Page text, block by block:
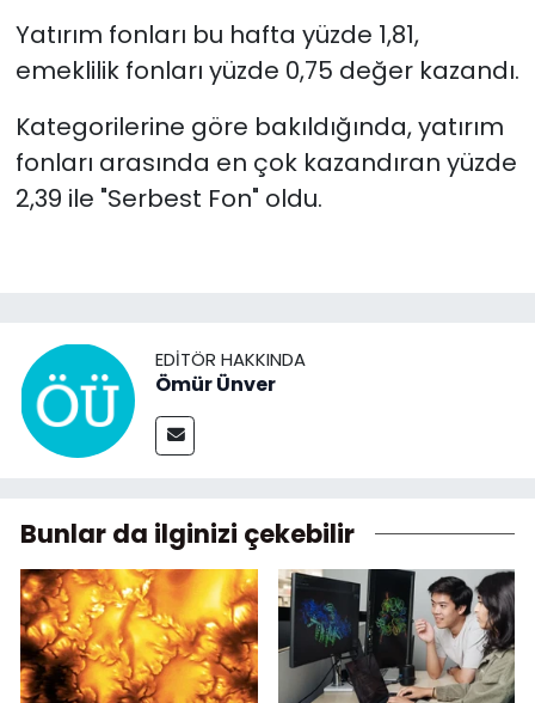
Yatırım fonları bu hafta yüzde 1,81,
emeklilik fonları yüzde 0,75 değer kazandı.
Kategorilerine göre bakıldığında, yatırım
fonları arasında en çok kazandıran yüzde
2,39 ile "Serbest Fon" oldu.
EDITÖR HAKKINDA
Ömür Ünver
Bunlar da ilginizi çekebilir